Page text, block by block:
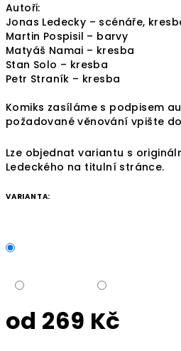
Autoři:
Jonas Ledecky – scénáře,
Martin Pospisil – barvy
Matyáš Namai – kresba
Stan Solo – kresba
Petr Straník – kresba
Komiks zasíláme s podpisem
požadované věnování vpište
Lze objednat variantu s
Ledeckého na titulní stránce.
VARIANTA:
od 269 Kč